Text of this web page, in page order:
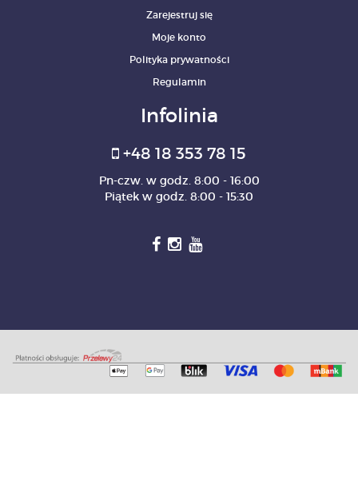
Zarejestruj się
Moje konto
Polityka prywatności
Regulamin
Infolinia
+48 18 353 78 15
Pn-czw. w godz. 8:00 - 16:00
Piątek w godz. 8:00 - 15:30